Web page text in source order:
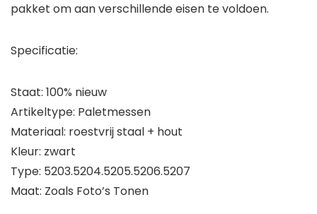
pakket om aan verschillende eisen te voldoen.
Specificatie:
Staat: 100% nieuw
Artikeltype: Paletmessen
Materiaal: roestvrij staal + hout
Kleur: zwart
Type: 5203.5204.5205.5206.5207
Maat: Zoals Foto’s Tonen